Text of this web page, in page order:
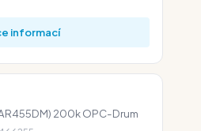
informací
200k OPC-Drum